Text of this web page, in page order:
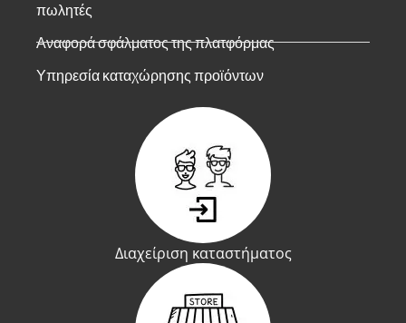
πωλητές
Αναφορά σφάλματος της πλατφόρμας
Υπηρεσία καταχώρησης προϊόντων
Διαχείριση καταστήματος